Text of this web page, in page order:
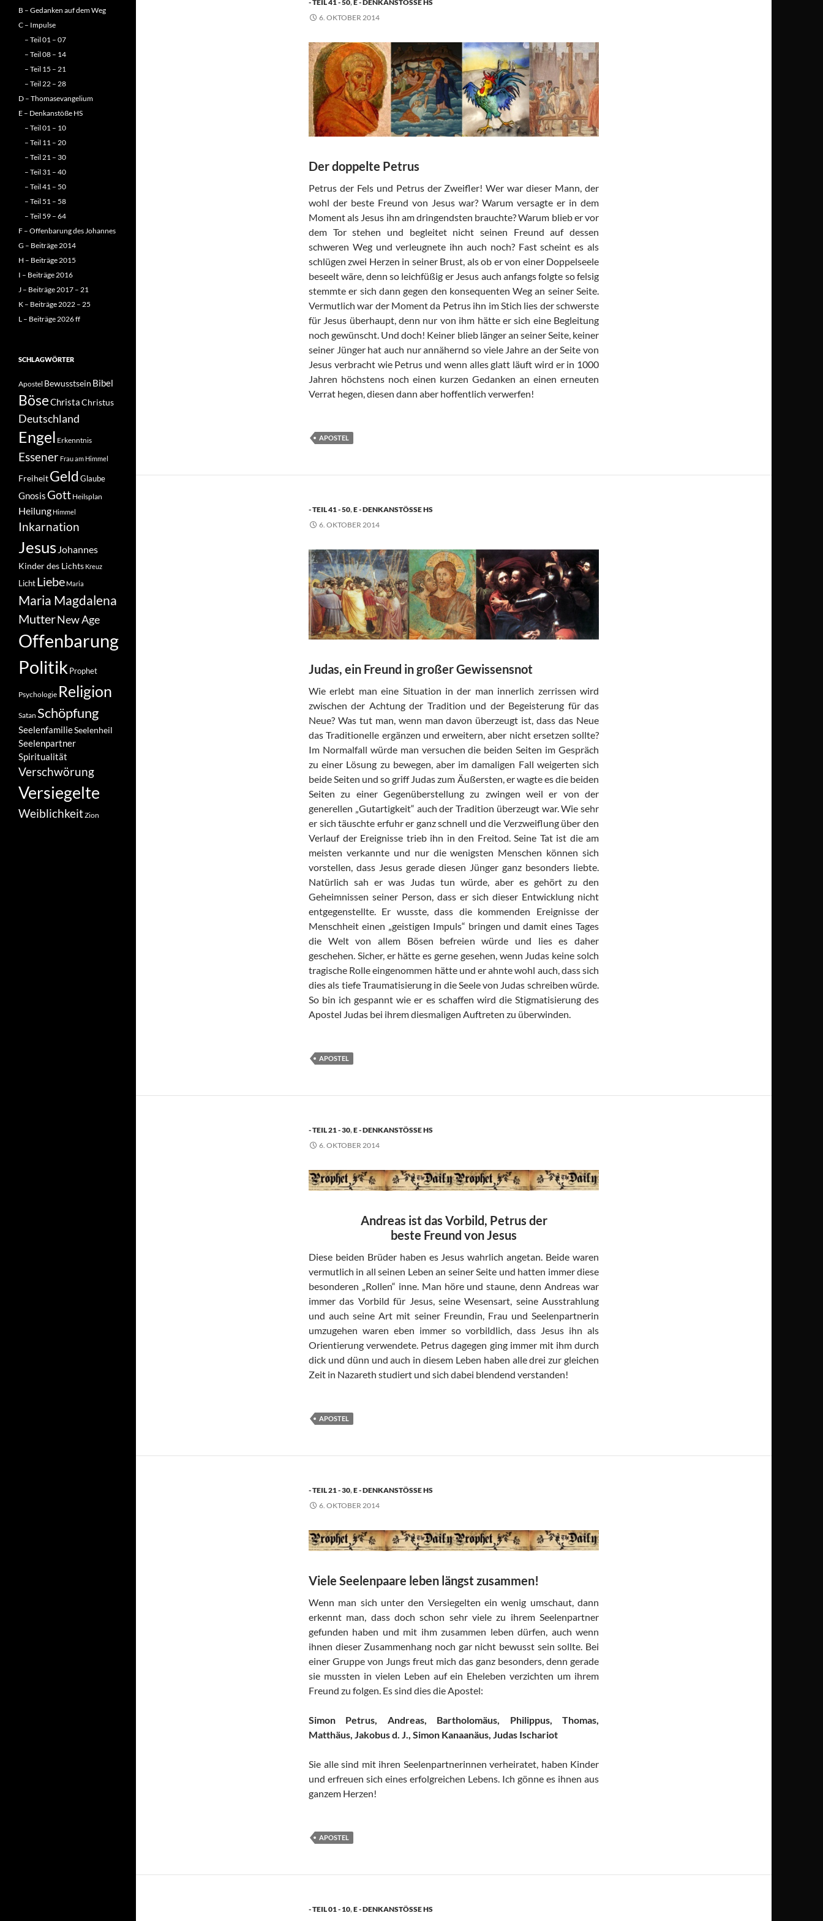
- TEIL 41 - 50,E - DENKANSTÖSSE HS
6. OKTOBER 2014
Der doppelte Petrus
Petrus der Fels und Petrus der Zweifler! Wer war dieser Mann, der
wohl der beste Freund von Jesus war? Warum versagte er in dem
Moment als Jesus ihn am dringendsten brauchte? Warum blieb er vor
dem Tor stehen und begleitet nicht seinen Freund auf dessen
schweren Weg und verleugnete ihn auch noch? Fast scheint es als
schlügen zwei Herzen in seiner Brust, als ob er von einer Doppelseele
beseelt wäre, denn so leichfüßig er Jesus auch anfangs folgte so felsig
stemmte er sich dann gegen den konsequenten Weg an seiner Seite.
Vermutlich war der Moment da Petrus ihn im Stich lies der schwerste
für Jesus überhaupt, denn nur von ihm hätte er sich eine Begleitung
noch gewünscht. Und doch! Keiner blieb länger an seiner Seite, keiner
seiner Jünger hat auch nur annähernd so viele Jahre an der Seite von
Jesus verbracht wie Petrus und wenn alles glatt läuft wird er in 1000
Jahren höchstens noch einen kurzen Gedanken an einen erneuten
Verrat hegen, diesen dann aber hoffentlich verwerfen!
APOSTEL
- TEIL 41 - 50,E - DENKANSTÖSSE HS
6. OKTOBER 2014
Judas, ein Freund in großer Gewissensnot
Wie erlebt man eine Situation in der man innerlich zerrissen wird
zwischen der Achtung der Tradition und der Begeisterung für das
Neue? Was tut man, wenn man davon überzeugt ist, dass das Neue
das Traditionelle ergänzen und erweitern, aber nicht ersetzen sollte?
Im Normalfall würde man versuchen die beiden Seiten im Gespräch
zu einer Lösung zu bewegen, aber im damaligen Fall weigerten sich
beide Seiten und so griff Judas zum Äußersten, er wagte es die beiden
Seiten zu einer Gegenüberstellung zu zwingen weil er von der
generellen „Gutartigkeit“ auch der Tradition überzeugt war. Wie sehr
er sich täuschte erfuhr er ganz schnell und die Verzweiflung über den
Verlauf der Ereignisse trieb ihn in den Freitod. Seine Tat ist die am
meisten verkannte und nur die wenigsten Menschen können sich
vorstellen, dass Jesus gerade diesen Jünger ganz besonders liebte.
Natürlich sah er was Judas tun würde, aber es gehört zu den
Geheimnissen seiner Person, dass er sich dieser Entwicklung nicht
entgegenstellte. Er wusste, dass die kommenden Ereignisse der
Menschheit einen „geistigen Impuls“ bringen und damit eines Tages
die Welt von allem Bösen befreien würde und lies es daher
geschehen. Sicher, er hätte es gerne gesehen, wenn Judas keine solch
tragische Rolle eingenommen hätte und er ahnte wohl auch, dass sich
dies als tiefe Traumatisierung in die Seele von Judas schreiben würde.
So bin ich gespannt wie er es schaffen wird die Stigmatisierung des
Apostel Judas bei ihrem diesmaligen Auftreten zu überwinden.
APOSTEL
- TEIL 21 - 30,E - DENKANSTÖSSE HS
6. OKTOBER 2014
Andreas ist das Vorbild, Petrus der
beste Freund von Jesus
Diese beiden Brüder haben es Jesus wahrlich angetan. Beide waren
vermutlich in all seinen Leben an seiner Seite und hatten immer diese
besonderen „Rollen“ inne. Man höre und staune, denn Andreas war
immer das Vorbild für Jesus, seine Wesensart, seine Ausstrahlung
und auch seine Art mit seiner Freundin, Frau und Seelenpartnerin
umzugehen waren eben immer so vorbildlich, dass Jesus ihn als
Orientierung verwendete. Petrus dagegen ging immer mit ihm durch
dick und dünn und auch in diesem Leben haben alle drei zur gleichen
Zeit in Nazareth studiert und sich dabei blendend verstanden!
APOSTEL
- TEIL 21 - 30,E - DENKANSTÖSSE HS
6. OKTOBER 2014
Viele Seelenpaare leben längst zusammen!
Wenn man sich unter den Versiegelten ein wenig umschaut, dann
erkennt man, dass doch schon sehr viele zu ihrem Seelenpartner
gefunden haben und mit ihm zusammen leben dürfen, auch wenn
ihnen dieser Zusammenhang noch gar nicht bewusst sein sollte. Bei
einer Gruppe von Jungs freut mich das ganz besonders, denn gerade
sie mussten in vielen Leben auf ein Eheleben verzichten um ihrem
Freund zu folgen. Es sind dies die Apostel:
Simon Petrus, Andreas, Bartholomäus, Philippus, Thomas,
Matthäus, Jakobus d. J., Simon Kanaanäus, Judas Ischariot
Sie alle sind mit ihren Seelenpartnerinnen verheiratet, haben Kinder
und erfreuen sich eines erfolgreichen Lebens. Ich gönne es ihnen aus
ganzem Herzen!
APOSTEL
- TEIL 01 - 10,E - DENKANSTÖSSE HS
B – Gedanken auf dem Weg
C – Impulse
– Teil 01 – 07
– Teil 08 – 14
– Teil 15 – 21
– Teil 22 – 28
D – Thomasevangelium
E – Denkanstöße HS
– Teil 01 – 10
– Teil 11 – 20
– Teil 21 – 30
– Teil 31 – 40
– Teil 41 – 50
– Teil 51 – 58
– Teil 59 – 64
F – Offenbarung des Johannes
G – Beiträge 2014
H – Beiträge 2015
I – Beiträge 2016
J – Beiträge 2017 – 21
K – Beiträge 2022 – 25
L – Beiträge 2026 ff
SCHLAGWÖRTER
Apostel Bewusstsein Bibel
BöseChristaChristus
Deutschland
Engel Erkenntnis
Essener Frau am Himmel
FreiheitGeldGlaube
GnosisGott Heilsplan
Heilung Himmel
Inkarnation
Jesus Johannes
Kinder des Lichts Kreuz
LichtLiebe Maria
Maria Magdalena
MutterNew Age
Offenbarung
Politik Prophet
Psychologie Religion
Satan Schöpfung
SeelenfamilieSeelenheil
Seelenpartner
Spiritualität
Verschwörung
Versiegelte
WeiblichkeitZion